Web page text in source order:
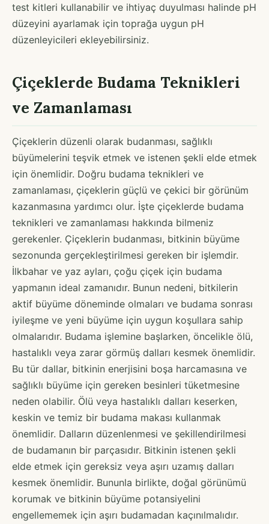
test kitleri kullanabilir ve ihtiyaç duyulması halinde pH
düzeyini ayarlamak için toprağa uygun pH
düzenleyicileri ekleyebilirsiniz.
Çiçeklerde Budama Teknikleri
ve Zamanlaması
Çiçeklerin düzenli olarak budanması, sağlıklı
büyümelerini teşvik etmek ve istenen şekli elde etmek
için önemlidir. Doğru budama teknikleri ve
zamanlaması, çiçeklerin güçlü ve çekici bir görünüm
kazanmasına yardımcı olur. İşte çiçeklerde budama
teknikleri ve zamanlaması hakkında bilmeniz
gerekenler. Çiçeklerin budanması, bitkinin büyüme
sezonunda gerçekleştirilmesi gereken bir işlemdir.
İlkbahar ve yaz ayları, çoğu çiçek için budama
yapmanın ideal zamanıdır. Bunun nedeni, bitkilerin
aktif büyüme döneminde olmaları ve budama sonrası
iyileşme ve yeni büyüme için uygun koşullara sahip
olmalarıdır. Budama işlemine başlarken, öncelikle ölü,
hastalıklı veya zarar görmüş dalları kesmek önemlidir.
Bu tür dallar, bitkinin enerjisini boşa harcamasına ve
sağlıklı büyüme için gereken besinleri tüketmesine
neden olabilir. Ölü veya hastalıklı dalları keserken,
keskin ve temiz bir budama makası kullanmak
önemlidir. Dalların düzenlenmesi ve şekillendirilmesi
de budamanın bir parçasıdır. Bitkinin istenen şekli
elde etmek için gereksiz veya aşırı uzamış dalları
kesmek önemlidir. Bununla birlikte, doğal görünümü
korumak ve bitkinin büyüme potansiyelini
engellememek için aşırı budamadan kaçınılmalıdır.